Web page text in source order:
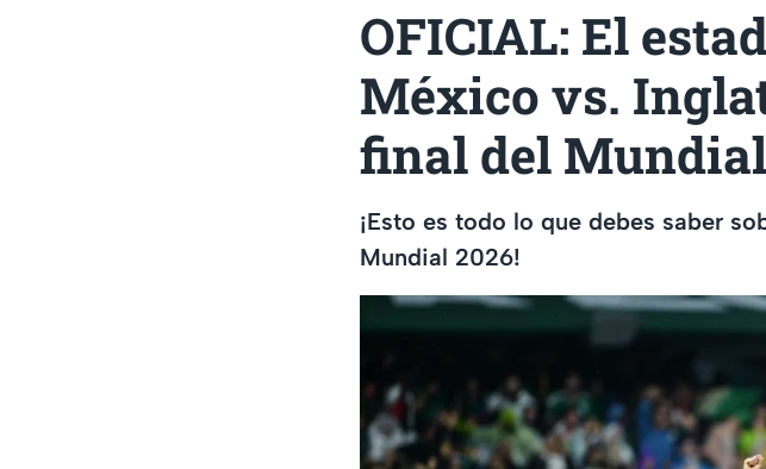
OFICIAL: El
México vs.
final del
¡Esto es todo lo que debes saber
Mundial 2026!